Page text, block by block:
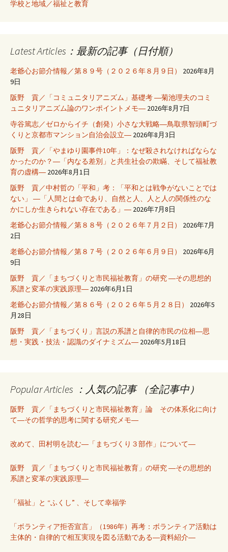
学校と地域／福祉と教育
Latest Articles：最新の記事（日付順）
老爺心お節介情報／第８９号（２０２６年８月９日）
2026年8月
9日
阪野 貢／「コミュニタリアニズム」基礎考 ―菊池理夫のコミ
ュニタリアニズム論のワンポイントメモ― 2026年8月7日
寺谷篤志／ゼロからイチ（創発）小さな大戦略―鳥取県智頭町づ
くりと京都市マンション自治会設立― 2026年8月3日
阪野 貢／「やまゆり園事件10年」：なぜ殺されなければならな
かったのか？―「内なる差別」と共生社会の欺瞞、そして福祉教
育の虚構― 2026年8月1日
阪野 貢／中村哲の「平和」考：「平和とは戦争がないことでは
ない」 ―「人間とは命であり、自然と人、人と人の関係性のな
かにしか生きられない存在である」― 2026年7月8日
老爺心お節介情報／第８８号（２０２６年７月２日）
2026年7月
2日
老爺心お節介情報／第８７号（２０２６年６月９日）
2026年6月
9日
阪野 貢／「まちづくりと市民福祉教育」の研究 ―その思想的
系譜と変革の実践原理― 2026年6月1日
老爺心お節介情報／第８６号（２０２６年５月２８日）
2026年5
月28日
阪野 貢／「まちづくり」言説の系譜と自律的市民の位相―思
想・実践・技法・認識のダイナミズム― 2026年5月18日
Popular Articles ：人気の記事 （全記事中）
阪野 貢／「まちづくりと市民福祉教育」論 その体系化に向け
て―その哲学的思考に関する研究メモ―
改めて、田村明を読む―「まちづくり３部作」について―
阪野 貢／「まちづくりと市民福祉教育」の研究 ―その思想的
系譜と変革の実践原理―
「福祉」と “ふくし” 、そして幸福学
「ボランティア拒否宣言」（1986年）再考：ボランティア活動は
主体的・自律的で相互実現を図る活動である―資料紹介―